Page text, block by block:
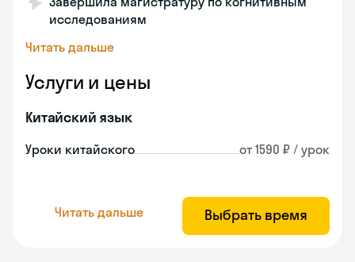
исследованиям
Читать дальше
Услуги и цены
Китайский язык
Уроки китайского от 1590 ₽ / урок
Читать дальше Выбрать время